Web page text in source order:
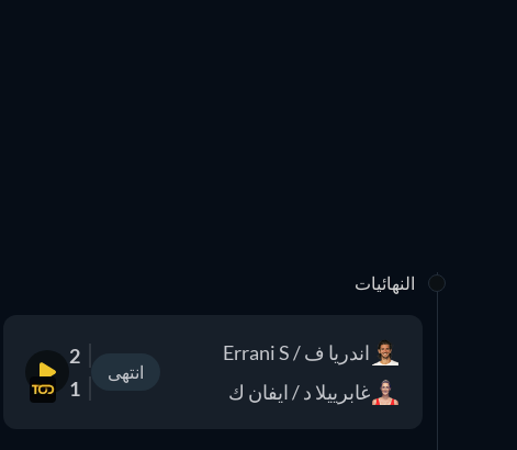
النهائيات
اندريا ف / Errani S
غابرييلا د / ايفان ك
انتهى
2
1